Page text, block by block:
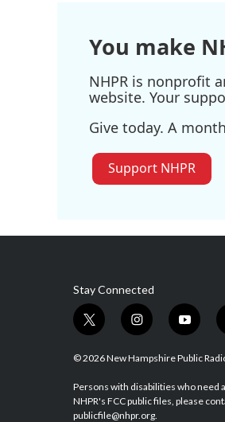
You make
NHPR is nonprofit
website. Your
Give today. A
Support NHPR
Stay Connected
t
i
t
e
i
s
a
g
y
u
u
b
© 2026 New Hampshire Public
Persons with disabilities who need
NHPR's FCC public files, please
publicfile@nhpr.org.